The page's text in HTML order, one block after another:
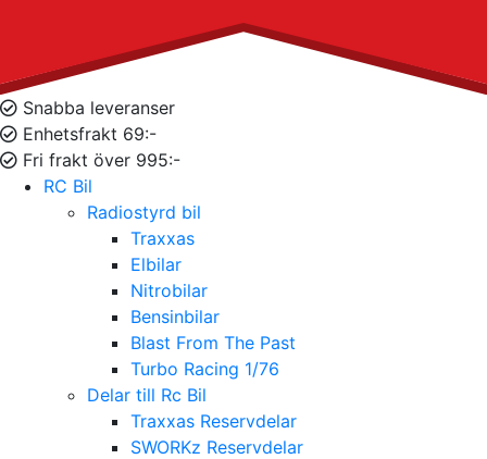
Snabba leveranser
Enhetsfrakt 69:-
Fri frakt över 995:-
RC Bil
Radiostyrd bil
Traxxas
Elbilar
Nitrobilar
Bensinbilar
Blast From The Past
Turbo Racing 1/76
Delar till Rc Bil
Traxxas Reservdelar
SWORKz Reservdelar